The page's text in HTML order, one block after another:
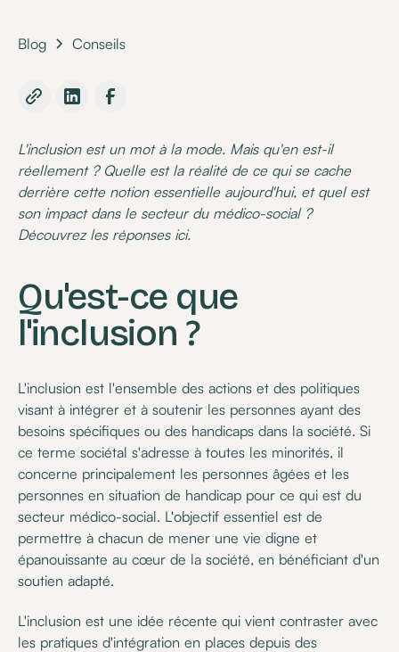
Blog Conseils
L'inclusion est un mot à la mode. Mais qu'en est-il
réellement ? Quelle est la réalité de ce qui se cache
derrière cette notion essentielle aujourd'hui, et quel est
son impact dans le secteur du médico-social ?
Découvrez les réponses ici.
Qu'est-ce que
l'inclusion ?
L'inclusion est l'ensemble des actions et des politiques
visant à intégrer et à soutenir les personnes ayant des
besoins spécifiques ou des handicaps dans la société. Si
ce terme sociétal s'adresse à toutes les minorités, il
concerne principalement les personnes âgées et les
personnes en situation de handicap pour ce qui est du
secteur médico-social. L'objectif essentiel est de
permettre à chacun de mener une vie digne et
épanouissante au cœur de la société, en bénéficiant d'un
soutien adapté.
L'inclusion est une idée récente qui vient contraster avec
les pratiques d'intégration en places depuis des